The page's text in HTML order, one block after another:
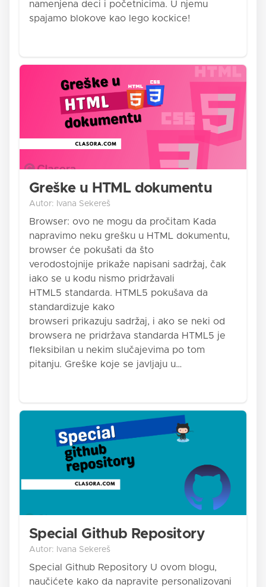
namenjena deci i početnicima. U njemu
spajamo blokove kao lego kockice!
Greške u HTML dokumentu
Autor: Ivana Sekereš
Browser: ovo ne mogu da pročitam Kada
napravimo neku grešku u HTML dokumentu,
browser će pokušati da što
verodostojnije prikaže napisani sadržaj, čak
iako se u kodu nismo pridržavali
HTML5 standarda. HTML5 pokušava da
standardizuje kako
browseri prikazuju sadržaj, i ako se neki od
browsera ne pridržava standarda HTML5 je
fleksibilan u nekim slučajevima po tom
pitanju. Greške koje se javljaju u…
Special Github Repository
Autor: Ivana Sekereš
Special Github Repository U ovom blogu,
naučićete kako da napravite personalizovani